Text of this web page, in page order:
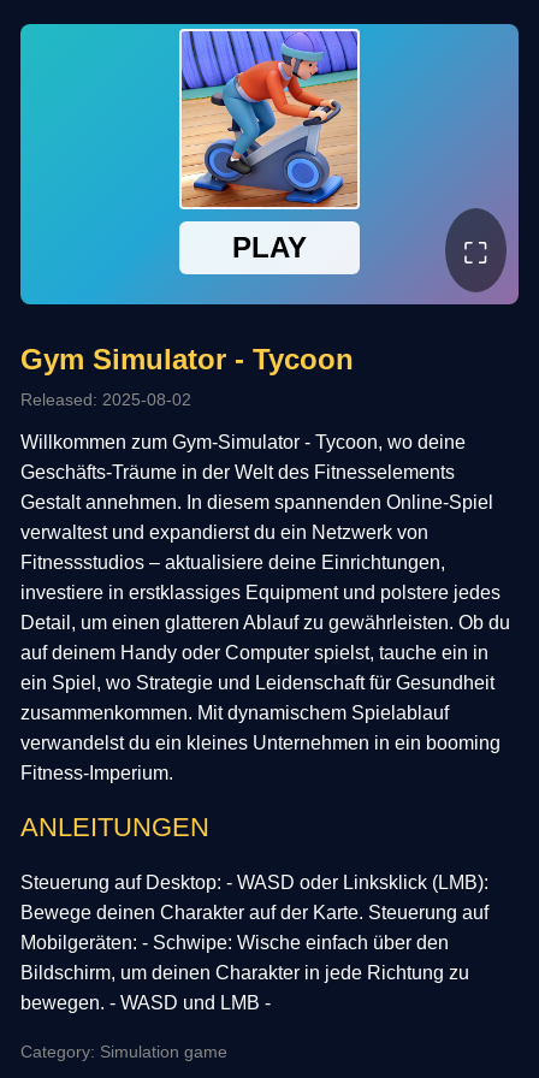
⛶
Gym Simulator - Tycoon
Released: 2025-08-02
Willkommen zum Gym-Simulator - Tycoon, wo deine
Geschäfts-Träume in der Welt des Fitnesselements
Gestalt annehmen. In diesem spannenden Online-Spiel
verwaltest und expandierst du ein Netzwerk von
Fitnessstudios – aktualisiere deine Einrichtungen,
investiere in erstklassiges Equipment und polstere jedes
Detail, um einen glatteren Ablauf zu gewährleisten. Ob du
auf deinem Handy oder Computer spielst, tauche ein in
ein Spiel, wo Strategie und Leidenschaft für Gesundheit
zusammenkommen. Mit dynamischem Spielablauf
verwandelst du ein kleines Unternehmen in ein booming
Fitness-Imperium.
ANLEITUNGEN
Steuerung auf Desktop: - WASD oder Linksklick (LMB):
Bewege deinen Charakter auf der Karte. Steuerung auf
Mobilgeräten: - Schwipe: Wische einfach über den
Bildschirm, um deinen Charakter in jede Richtung zu
bewegen. - WASD und LMB -
Category: Simulation game